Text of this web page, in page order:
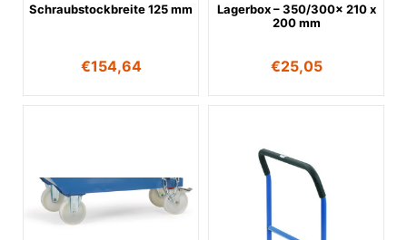
Schraubstockbreite 125 mm
€154,64
Lagerbox – 350/300x 210 x
200 mm
€25,05